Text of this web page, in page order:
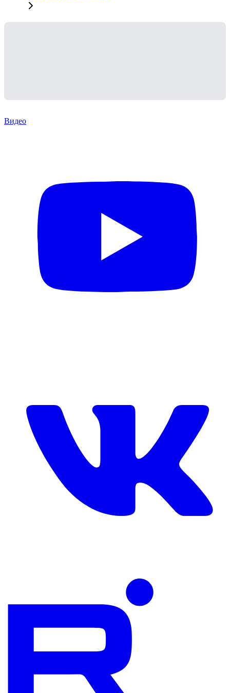
Видео